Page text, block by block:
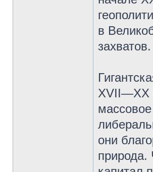
в
XVII—ХХ
они
природа.